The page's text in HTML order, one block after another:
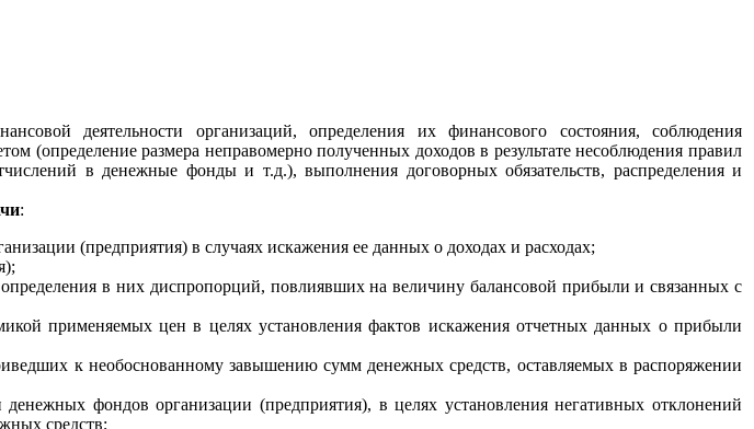
деятельности организаций, определения их финансового состояния, соблюдения
(определение размера неправомерно полученных доходов в результате несоблюдения правил
в денежные фонды и т.д.), выполнения договорных обязательств, распределения и
:
(предприятия) в случаях искажения ее данных о доходах и расходах;
в них диспропорций, повлиявших на величину балансовой прибыли и связанных с
применяемых цен в целях установления фактов искажения отчетных данных о прибыли
к необоснованному завышению сумм денежных средств, оставляемых в распоряжении
фондов организации (предприятия), в целях установления негативных отклонений
средств;